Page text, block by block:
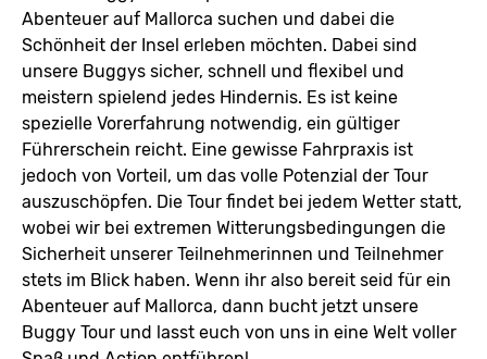
Abenteuer auf Mallorca suchen und dabei die
Schönheit der Insel erleben möchten. Dabei sind
unsere Buggys sicher, schnell und flexibel und
meistern spielend jedes Hindernis. Es ist keine
spezielle Vorerfahrung notwendig, ein gültiger
Führerschein reicht. Eine gewisse Fahrpraxis ist
jedoch von Vorteil, um das volle Potenzial der Tour
auszuschöpfen. Die Tour findet bei jedem Wetter statt,
wobei wir bei extremen Witterungsbedingungen die
Sicherheit unserer Teilnehmerinnen und Teilnehmer
stets im Blick haben. Wenn ihr also bereit seid für ein
Abenteuer auf Mallorca, dann bucht jetzt unsere
Buggy Tour und lasst euch von uns in eine Welt voller